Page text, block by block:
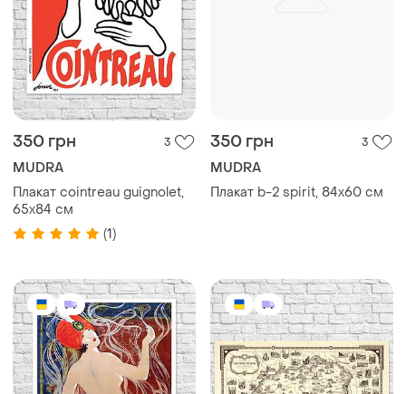
350 грн 3
MUDRA
Плакат cointreau guignolet,
65x84 см
(1)
350 грн 3
MUDRA
Плакат b-2 spirit, 84х60 см